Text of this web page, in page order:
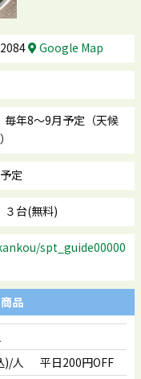
Google Map
年8～9月予定（天候
定
３台(無料)
spt_guide00000
品
)/人
平日200円OFF